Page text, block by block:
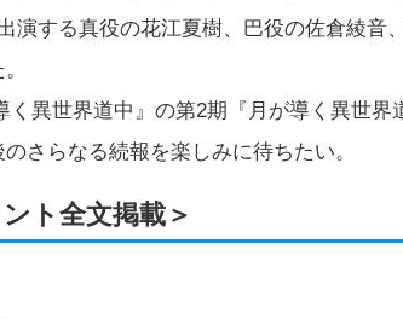
演する真役の花江夏樹、巴役の佐倉綾音
く異世界道中』の第2期『月が導く異世
さらなる続報を楽しみに待ちたい。
ト全文掲載＞